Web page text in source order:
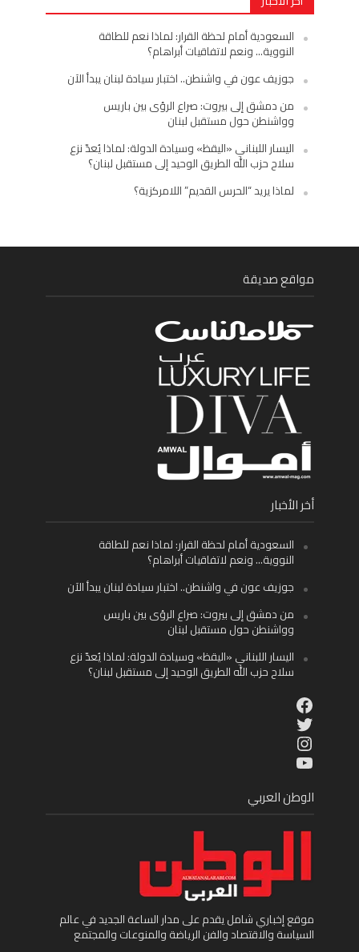
السعودية أمام لحظة القرار: لماذا نعم للطاقة
النووية… ونعم لاتفاقيات أبراهام؟
جوزيف عون في واشنطن.. اختبار سيادة لبنان يبدأ الآن
من دمشق إلى بيروت: صراع الرؤى بين باريس
وواشنطن حول مستقبل لبنان
اليسار اللبناني «اليقظ» وسيادة الدولة: لماذا يُعدّ نزع
سلاح حزب الله الطريق الوحيد إلى مستقبل لبنان؟
لماذا يريد “الحرس القديم” اللامركزية؟
مواقع صديقة
أخر الأخبار
السعودية أمام لحظة القرار: لماذا نعم للطاقة
النووية… ونعم لاتفاقيات أبراهام؟
جوزيف عون في واشنطن.. اختبار سيادة لبنان يبدأ الآن
من دمشق إلى بيروت: صراع الرؤى بين باريس
وواشنطن حول مستقبل لبنان
اليسار اللبناني «اليقظ» وسيادة الدولة: لماذا يُعدّ نزع
سلاح حزب الله الطريق الوحيد إلى مستقبل لبنان؟
Facebook
Twitter
Instagram
YouTube
الوطن العربي
موقع إخباري شامل يقدم على مدار الساعة الجديد في عالم
السياسة والاقتصاد والفن الرياضة والمنوعات والمجتمع